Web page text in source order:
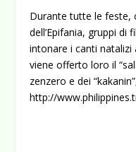
Durante tutte le feste,
dell’Epifania, gruppi di
intonare i canti natalizi
viene offerto loro il
zenzero e dei
http://